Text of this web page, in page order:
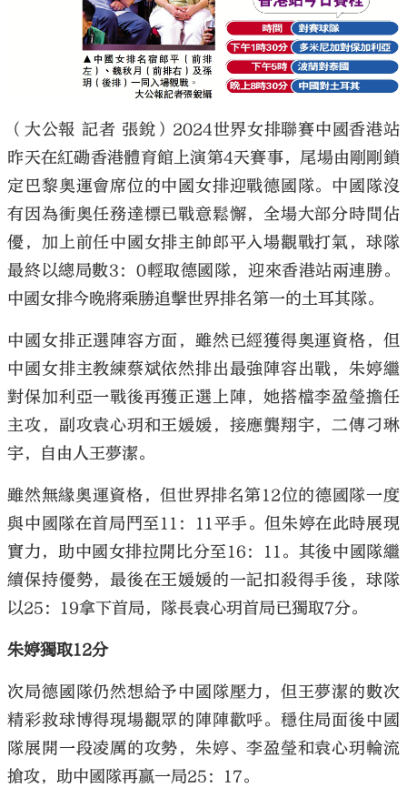
（大公報 記者 張銳）2024世界女排聯賽中國香港站
昨天在紅磡香港體育館上演第4天賽事，尾場由剛剛鎖
定巴黎奧運會席位的中國女排迎戰德國隊。中國隊沒
有因為衝奧任務達標已戰意鬆懈，全場大部分時間佔
優，加上前任中國女排主帥郎平入場觀戰打氣，球隊
最終以總局數3：0輕取德國隊，迎來香港站兩連勝。
中國女排今晚將乘勝追擊世界排名第一的土耳其隊。
中國女排正選陣容方面，雖然已經獲得奧運資格，但
中國女排主教練蔡斌依然排出最強陣容出戰，朱婷繼
對保加利亞一戰後再獲正選上陣，她搭檔李盈瑩擔任
主攻，副攻袁心玥和王媛媛，接應龔翔宇，二傳刁琳
宇，自由人王夢潔。
雖然無緣奧運資格，但世界排名第12位的德國隊一度
與中國隊在首局鬥至11：11平手。但朱婷在此時展現
實力，助中國女排拉開比分至16：11。其後中國隊繼
續保持優勢，最後在王媛媛的一記扣殺得手後，球隊
以25：19拿下首局，隊長袁心玥首局已獨取7分。
朱婷獨取12分
次局德國隊仍然想給予中國隊壓力，但王夢潔的數次
精彩救球博得現場觀眾的陣陣歡呼。穩住局面後中國
隊展開一段凌厲的攻勢，朱婷、李盈瑩和袁心玥輪流
搶攻，助中國隊再贏一局25：17。